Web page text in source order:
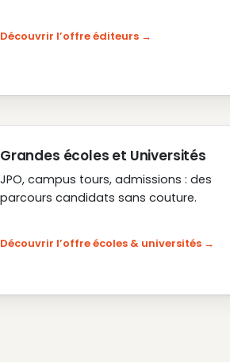
Découvrir l’offre éditeurs
Grandes écoles et Universités
JPO, campus tours, admissions : des
parcours candidats sans couture.
Découvrir l’offre écoles & universités